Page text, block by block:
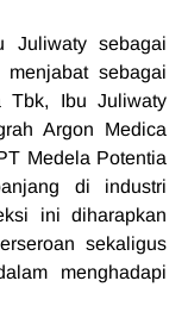
Juliwaty sebagai
menjabat sebagai
Tbk, Ibu Juliwaty
Argon Medica
Medela Potentia
di industri
ini diharapkan
sekaligus
menghadapi